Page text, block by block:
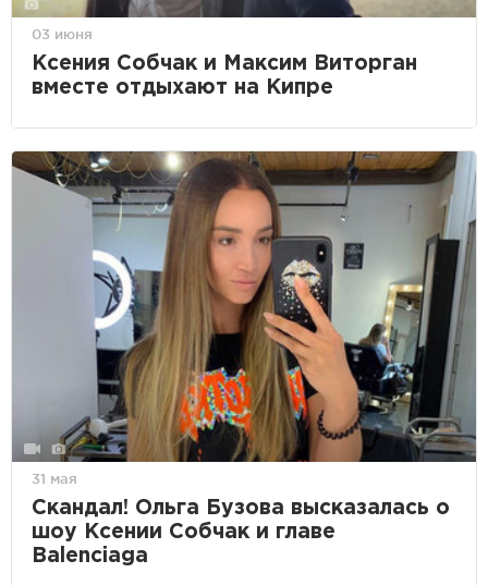
03 июня
Ксения Собчак и Максим Виторган
вместе отдыхают на Кипре
31 мая
Скандал! Ольга Бузова высказалась о
шоу Ксении Собчак и главе
Balenciaga